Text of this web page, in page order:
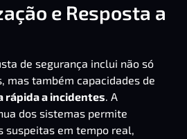
e Resposta a
de segurança inclui não só
mas também capacidades de
rápida a incidentes. A
dos sistemas permite
suspeitas em tempo real,